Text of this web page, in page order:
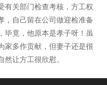
有关部门检查考核，方工权
，自己留在公司做迎检准备
毕竟，他原本是孝子呀！虽
家多作贡献，但妻子还是很
让方工很欣慰。